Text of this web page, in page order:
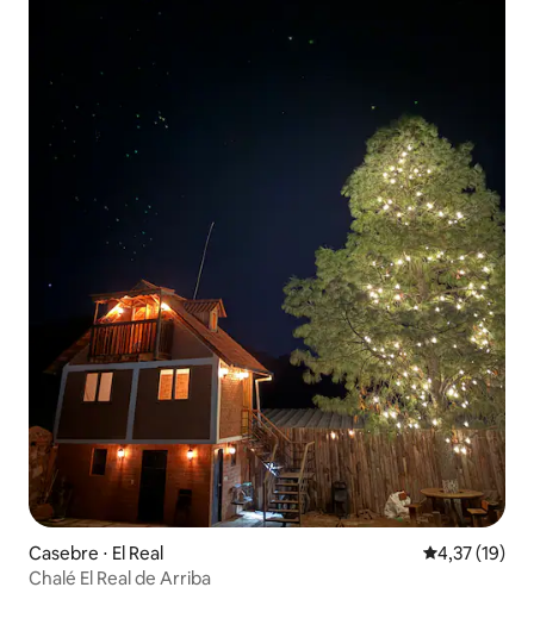
Casebre ⋅ El Real 4,37 de uma
4,37 (19)
Chalé El Real de Arriba